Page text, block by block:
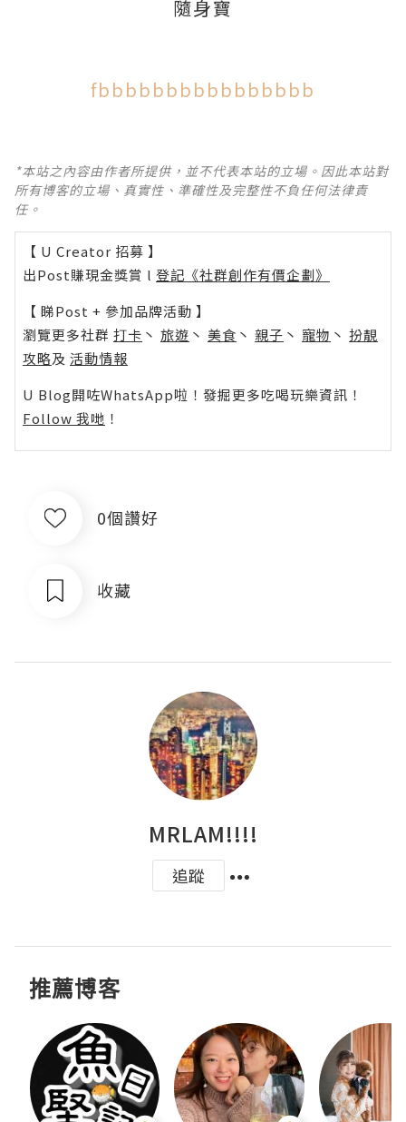
隨身寶‬
fbbbbbbbbbbbbbbbb
*本站之內容由作者所提供，並不代表本站的立場。因此本站對
所有博客的立場、真實性、準確性及完整性不負任何法律責
任。
【 U Creator 招募 】
出Post賺現金獎賞 l 登記《社群創作有價企劃》
【 睇Post + 參加品牌活動 】
瀏覽更多社群 打卡 丶 旅遊 丶 美食 丶 親子 丶 寵物 丶 扮靚
攻略及 活動情報
U Blog開咗WhatsApp啦！發掘更多吃喝玩樂資訊！
Follow 我哋 ！
0個讚好
收藏
MRLAM!!!!
追蹤
推薦博客